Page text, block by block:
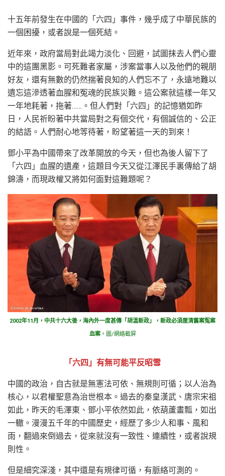
十五年前發生在中國的「六四」事件，幾乎成了中華民族的
一個困擾，或者說是一個死結。
近年來，政府當局對此竭力淡化、回避，試圖抹去人們心靈
中的這團黑影。可死難者家屬，涉案當事人以及他們的親朋
好友，還有無數的仍然揣著良知的人們忘不了，永遠地難以
遺忘這滲透著血腥和冤魂的民族災難。這公案就這樣一年又
一年地耗著，拖著……。但人們對「六四」的記憶猶如昨
日，人民祈盼著中共當局對之有個交代，有個誠信的、公正
的結語。人們耐心地等待著，盼望著這一天的到來！
鄧小平為中國帶來了改革開放的今天，但也為後人留下了
「六四」血腥的遺產，這題目今天又從江澤民手裏傳給了胡
錦濤，而現政權又將如何面對這難題呢？
2002年11月，中共十六大後，海內外一度甚傳「胡溫新政」，新政必須厘清舊案冤案
血案。圖/網絡截屏
「六四」有無可能平反昭雪
中國的政治，自古就是無憲法可依、無規則可循；以人治為
核心，以君權聖意為治世根本。過去的秦皇漢武、唐宗宋祖
如此，昨天的毛澤東、鄧小平依然如此，依葫蘆畫瓢，如出
一轍。漫漫五千年的中國歷史，經歷了多少人和事、風和
雨，翻過來倒過去，從來就沒有一致性、連續性，或者說規
則性。
但是細究深淺，其中還是有規律可循，有脈絡可測的。